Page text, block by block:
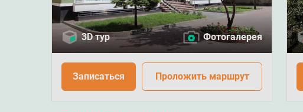
3D тур Фотогалерея
Записаться Проложить маршрут